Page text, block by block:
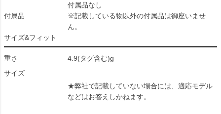
付属品
付属品なし
※記載している物以外の付属品は御座いませ
ん。
サイズ&フィット
重さ
4.9(タグ含む)g
サイズ
★弊社で記載していない場合には、適応モデル
などはお答えしかねます。